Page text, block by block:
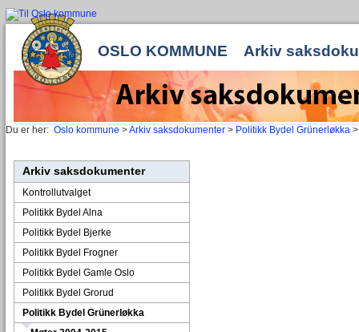
OSLO KOMMUNE Arkiv
Du er her: Oslo kommune >Arkiv saksdokumenter > Politikk Bydel Grünerløkka
Arkiv saksdokumenter
Kontrollutvalget
Politikk Bydel Alna
Politikk Bydel Bjerke
Politikk Bydel Frogner
Politikk Bydel Gamle Oslo
Politikk Bydel Grorud
Politikk Bydel Grünerløkka